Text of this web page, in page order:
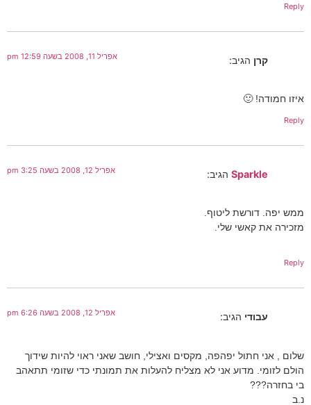
Reply
קרן הגיב: אפריל 11, 2008 בשעה 12:59 pm
איזו חמודה! 🙂
Reply
Sparkle הגיב: אפריל 12, 2008 בשעה 3:25 pm
ממש יפה. דורשת ליטוף.
מזכירה את קאשי שלי.
Reply
עבודי הגיב: אפריל 12, 2008 בשעה 6:26 pm
שלום , אני חתול יפהפה, מקסים ואצילי, חושב שאני ראוי להיות שידוך
הולם לזומי. מדוע אני לא מצליח להעלות את תמונתי כדי שזומי תתאהב
בי בחזרה???
נ.ב